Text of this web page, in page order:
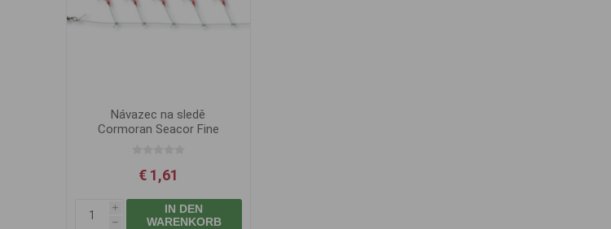
Návazec na sledě
Cormoran Seacor Fine
€ 1,61
i
h
IN DEN
WARENKORB